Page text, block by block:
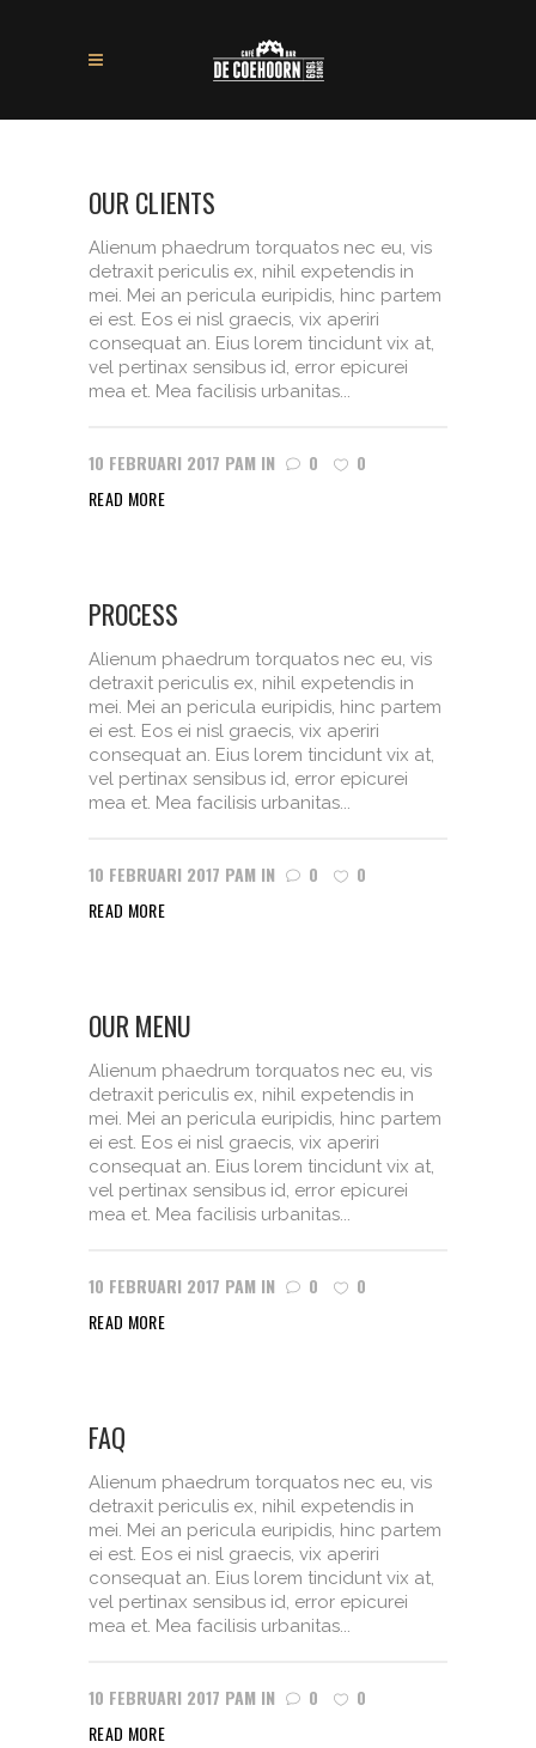
OUR CLIENTS
Alienum phaedrum torquatos nec eu, vis
detraxit periculis ex, nihil expetendis in
mei. Mei an pericula euripidis, hinc partem
ei est. Eos ei nisl graecis, vix aperiri
consequat an. Eius lorem tincidunt vix at,
vel pertinax sensibus id, error epicurei
mea et. Mea facilisis urbanitas...
10 FEBRUARI 2017 PAM IN 0
0
READ MORE
PROCESS
Alienum phaedrum torquatos nec eu, vis
detraxit periculis ex, nihil expetendis in
mei. Mei an pericula euripidis, hinc partem
ei est. Eos ei nisl graecis, vix aperiri
consequat an. Eius lorem tincidunt vix at,
vel pertinax sensibus id, error epicurei
mea et. Mea facilisis urbanitas...
10 FEBRUARI 2017 PAM IN 0
0
READ MORE
OUR MENU
Alienum phaedrum torquatos nec eu, vis
detraxit periculis ex, nihil expetendis in
mei. Mei an pericula euripidis, hinc partem
ei est. Eos ei nisl graecis, vix aperiri
consequat an. Eius lorem tincidunt vix at,
vel pertinax sensibus id, error epicurei
mea et. Mea facilisis urbanitas...
10 FEBRUARI 2017 PAM IN 0
0
READ MORE
FAQ
Alienum phaedrum torquatos nec eu, vis
detraxit periculis ex, nihil expetendis in
mei. Mei an pericula euripidis, hinc partem
ei est. Eos ei nisl graecis, vix aperiri
consequat an. Eius lorem tincidunt vix at,
vel pertinax sensibus id, error epicurei
mea et. Mea facilisis urbanitas...
10 FEBRUARI 2017 PAM IN 0
0
READ MORE